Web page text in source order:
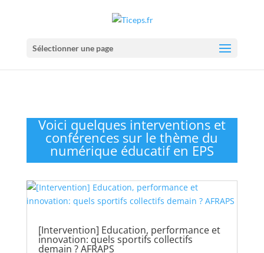
Sélectionner une page
Voici quelques interventions et
conférences sur le thème du
numérique éducatif en EPS
[Intervention] Education, performance et
innovation: quels sportifs collectifs
demain ? AFRAPS